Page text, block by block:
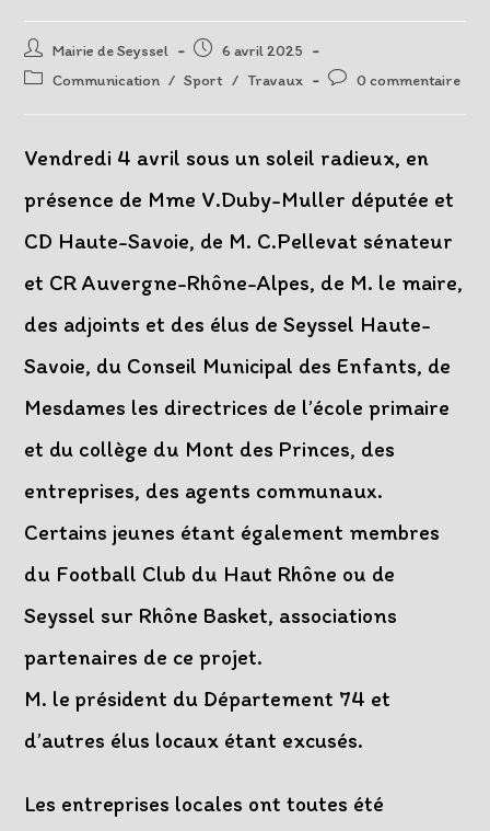
Auteur/autrice
de
Mairie de Seyssel
Post
published:
6 avril 2025
PostCommunication / Sport / Travaux
Post0 commentaire
Vendredi 4 avril sous un soleil radieux, en
présence de Mme V.Duby-Muller députée et
CD Haute-Savoie, de M. C.Pellevat sénateur
et CR Auvergne-Rhône-Alpes, de M. le maire,
des adjoints et des élus de Seyssel Haute-
Savoie, du Conseil Municipal des Enfants, de
Mesdames les directrices de l’école primaire
et du collège du Mont des Princes, des
entreprises, des agents communaux.
Certains jeunes étant également membres
du Football Club du Haut Rhône ou de
Seyssel sur Rhône Basket, associations
partenaires de ce projet.
M. le président du Département 74 et
d’autres élus locaux étant excusés.
Les entreprises locales ont toutes été